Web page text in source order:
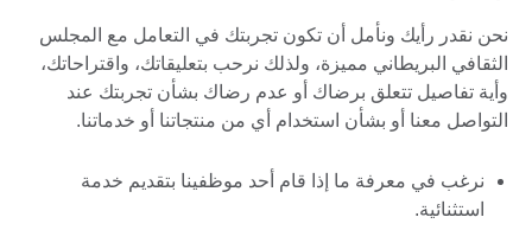
نحن نقدر رأيك ونأمل أن تكون تجربتك في التعامل مع المجلس
الثقافي البريطاني مميزة، ولذلك نرحب بتعليقاتك، واقتراحاتك،
وأية تفاصيل تتعلق برضاك أو عدم رضاك بشأن تجربتك عند
التواصل معنا أو بشأن استخدام أي من منتجاتنا أو خدماتنا.
نرغب في معرفة ما إذا قام أحد موظفينا بتقديم خدمة
استثنائية.